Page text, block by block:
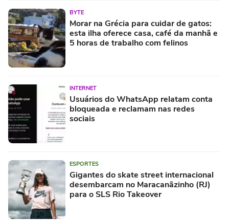
BYTE
Morar na Grécia para cuidar de gatos:
esta ilha oferece casa, café da manhã e
5 horas de trabalho com felinos
INTERNET
Usuários do WhatsApp relatam conta
bloqueada e reclamam nas redes
sociais
ESPORTES
Gigantes do skate street internacional
desembarcam no Maracanãzinho (RJ)
para o SLS Rio Takeover